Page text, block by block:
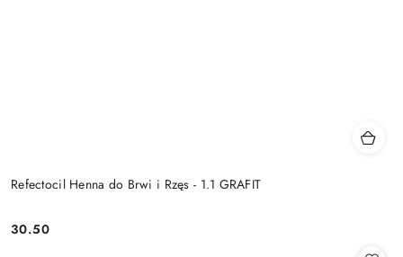
Refectocil Henna do Brwi i Rzęs - 1.1 GRAFIT
Cena:
30.50